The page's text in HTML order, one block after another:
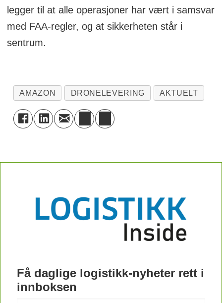
legger til at alle operasjoner har vært i samsvar
med FAA-regler, og at sikkerheten står i
sentrum.
AMAZON DRONELEVERING AKTUELT
Få daglige logistikk-nyheter rett i
innboksen